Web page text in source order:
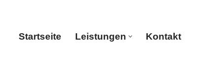
Startseite Leistungen Kontakt